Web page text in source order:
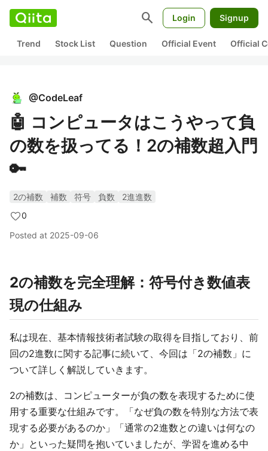
search Login Signup
Trend Stock List Question Official Event Official
@CodeLeaf
🤖 コンピュータはこうやって負
の数を扱ってる！2の補数超入門
🔑
2の補数 補数 符号 負数
2進進数
0
Posted at 2025-09-06
2の補数を完全理解：符号付き数値表
現の仕組み
私は現在、基本情報技術者試験の取得を目指しており、前
回の2進数に関する記事に続いて、今回は「2の補数」に
ついて詳しく解説していきます。
2の補数は、コンピューターが負の数を表現するために使
用する重要な仕組みです。「なぜ負の数を特別な方法で表
現する必要があるのか」「通常の2進数との違いは何なの
か」といった疑問を抱いていましたが、学習を進める中